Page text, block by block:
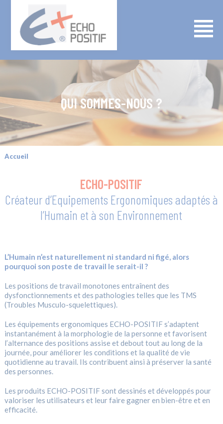
QUI SOMMES-NOUS ?
Accueil
ECHO-POSITIF
Créateur d’Equipements Ergonomiques adaptés à
l’Humain et à son Environnement
L’Humain n’est naturellement ni standard ni figé, alors
pourquoi son poste de travail le serait-il ?
Les positions de travail monotones entraînent des
dysfonctionnements et des pathologies telles que les TMS
(Troubles Musculo-squelettiques).
Les équipements ergonomiques ECHO-POSITIF s’adaptent
instantanément à la morphologie de la personne et favorisent
l’alternance des positions assise et debout tout au long de la
journée, pour améliorer les conditions et la qualité de vie
quotidienne au travail. Ils contribuent ainsi à préserver la santé
des personnes.
Les produits ECHO-POSITIF sont dessinés et développés pour
valoriser les utilisateurs et leur faire gagner en bien-être et en
efficacité.